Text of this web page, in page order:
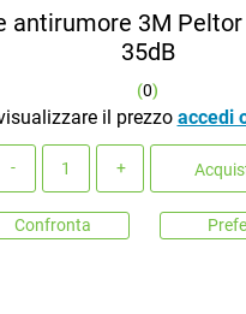
antirumore 3M
35dB
(0)
il prezzo accedi
Confronta